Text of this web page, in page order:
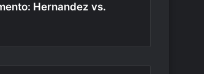
Hernandez vs.